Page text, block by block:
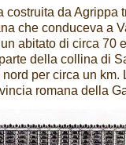
costruita da Agrippa
che conduceva a
abitato di circa 70
della collina di
per circa un km.
romana della